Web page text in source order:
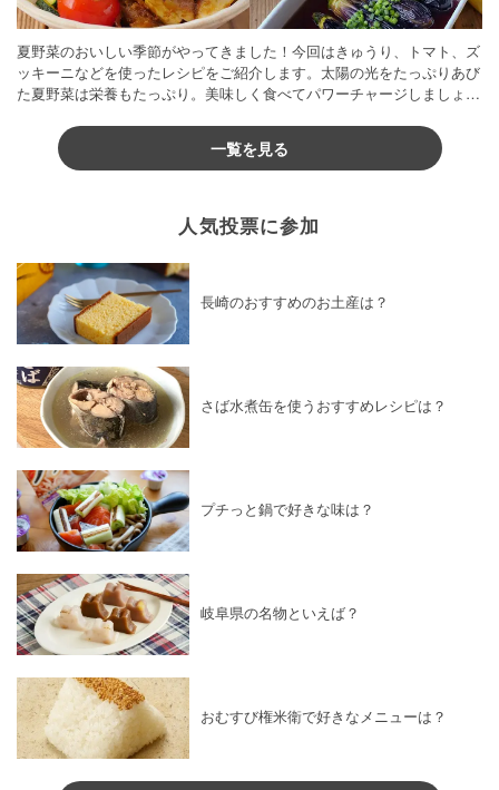
夏野菜のおいしい季節がやってきました！今回はきゅうり、トマト、ズ
ッキーニなどを使ったレシピをご紹介します。太陽の光をたっぷりあび
た夏野菜は栄養もたっぷり。美味しく食べてパワーチャージしましょう
一覧を見る
人気投票に参加
長崎のおすすめのお土産は？
さば水煮缶を使うおすすめレシピは？
プチっと鍋で好きな味は？
岐阜県の名物といえば？
おむすび権米衛で好きなメニューは？